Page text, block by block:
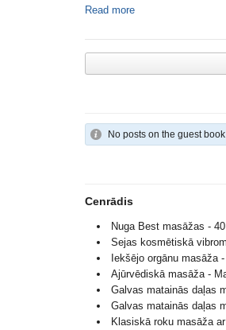
Read more
No posts on the guest book
Cenrādis
Nuga Best masāžas -
Sejas kosmētiskā
Iekšējo orgānu masāža
Ajūrvēdiskā masāža -
Galvas matainās daļas
Galvas matainās daļas
Klasiskā roku masāža